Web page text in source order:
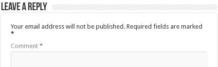
Leave a Reply
Your email address will not be published. Required fields are marked
*
Comment*